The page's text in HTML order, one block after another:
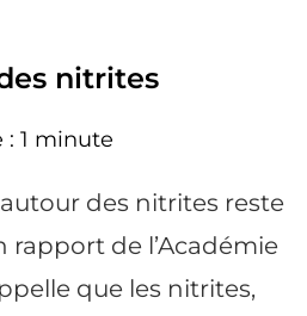
nitrites
: 1 minute
des nitrites reste
rapport de l’Académie
que les nitrites,